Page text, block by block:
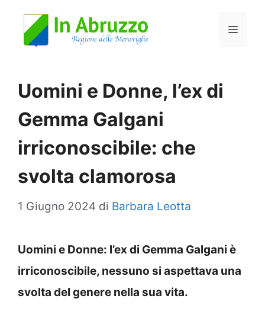
Menu
Uomini e Donne, l’ex di
Gemma Galgani
irriconoscibile: che
svolta clamorosa
1 Giugno 2024 di Barbara Leotta
Uomini e Donne: l’ex di Gemma Galgani è
irriconoscibile, nessuno si aspettava una
svolta del genere nella sua vita.